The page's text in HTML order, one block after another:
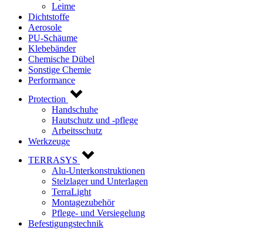
Leime
Dichtstoffe
Aerosole
PU-Schäume
Klebebänder
Chemische Dübel
Sonstige Chemie
Performance
Protection
Handschuhe
Hautschutz und -pflege
Arbeitsschutz
Werkzeuge
TERRASYS
Alu-Unterkonstruktionen
Stelzlager und Unterlagen
TerraLight
Montagezubehör
Pflege- und Versiegelung
Befestigungstechnik